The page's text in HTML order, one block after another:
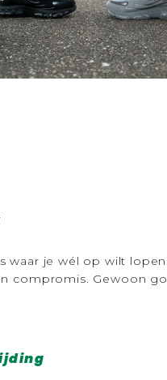
waar je wél op wilt
compromis. Gewoon